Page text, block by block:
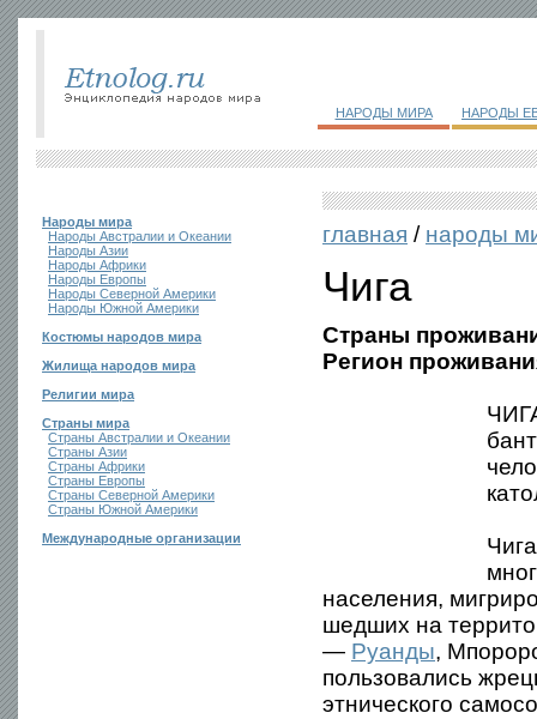
НАРОДЫ МИРА НАРОДЫ
Народы мира
Народы Австралии и Океании
Народы Азии
Народы Африки
Народы Европы
Народы Северной Америки
Народы Южной Америки
Костюмы народов мира
Жилища народов мира
Религии мира
Страны мира
Страны Австралии и Океании
Страны Азии
Страны Африки
Страны Европы
Страны Северной Америки
Страны Южной Америки
Международные организации
главная / народы
Чига
Страны
Регион
населения,
шедших на
— Руанды,
пользовались
этнического